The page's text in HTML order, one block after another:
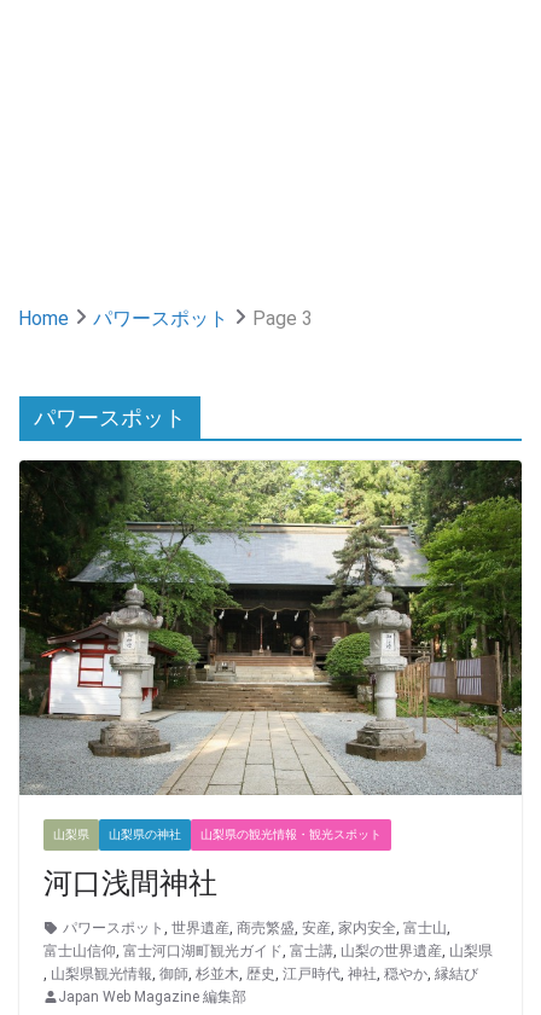
Home パワースポット Page 3
パワースポット
山梨県 山梨県の神社 山梨県の観光情報・観光スポット
河口浅間神社
パワースポット , 世界遺産, 商売繁盛, 安産, 家内安全, 富士山,
富士山信仰, 富士河口湖町観光ガイド, 富士講, 山梨の世界遺産, 山梨県
, 山梨県観光情報, 御師, 杉並木, 歴史, 江戸時代, 神社, 穏やか, 縁結び
Japan Web Magazine 編集部